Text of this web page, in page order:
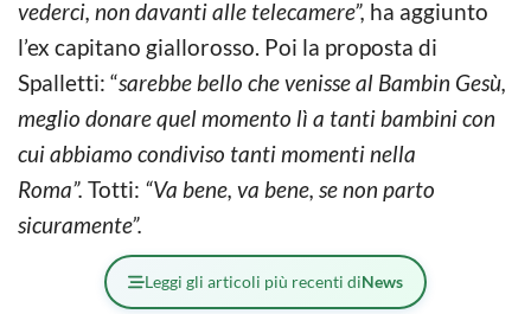
vederci, non davanti alle telecamere”, ha aggiunto
l’ex capitano giallorosso. Poi la proposta di
Spalletti: “sarebbe bello che venisse al Bambin Gesù,
meglio donare quel momento lì a tanti bambini con
cui abbiamo condiviso tanti momenti nella
Roma”. Totti: “Va bene, va bene, se non parto
sicuramente”.
Leggi gli articoli più recenti diNews